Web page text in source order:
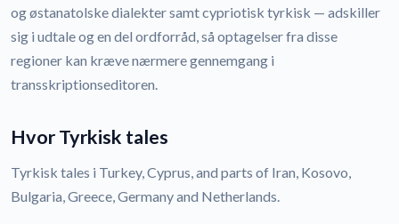
og østanatolske dialekter samt cypriotisk tyrkisk — adskiller
sig i udtale og en del ordforråd, så optagelser fra disse
regioner kan kræve nærmere gennemgang i
transskriptionseditoren.
Hvor Tyrkisk tales
Tyrkisk tales i Turkey, Cyprus, and parts of Iran, Kosovo,
Bulgaria, Greece, Germany and Netherlands.